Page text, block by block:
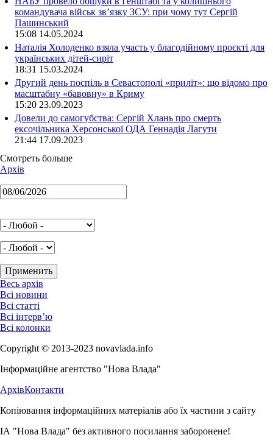
командувача військ зв’язку ЗСУ: при чому тут Сергій
Пашинський
15:08 14.05.2024
Наталія Холоденко взяла участь у благодійному проєкті для
українських дітей-сиріт
18:31 15.03.2024
Другий день поспіль в Севастополі «приліт»: що відомо про
масштабну «бавовну» в Криму
15:20 23.09.2023
Довели до самогубства: Сергій Хлань про смерть
ексочільника Херсонської ОДА Геннадія Лагути
21:44 17.09.2023
Смотреть больше
Архів
Весь архів
Всі новини
Всі статті
Всі інтерв’ю
Всі колонки
Copyright © 2013-2023 novavlada.info
Інформаційне агентство "Нова Влада"
АрхівКонтакти
Копіювання інформаційних матеріалів або їх частини з сайту
ІА "Нова Влада" без активного посилання заборонене!